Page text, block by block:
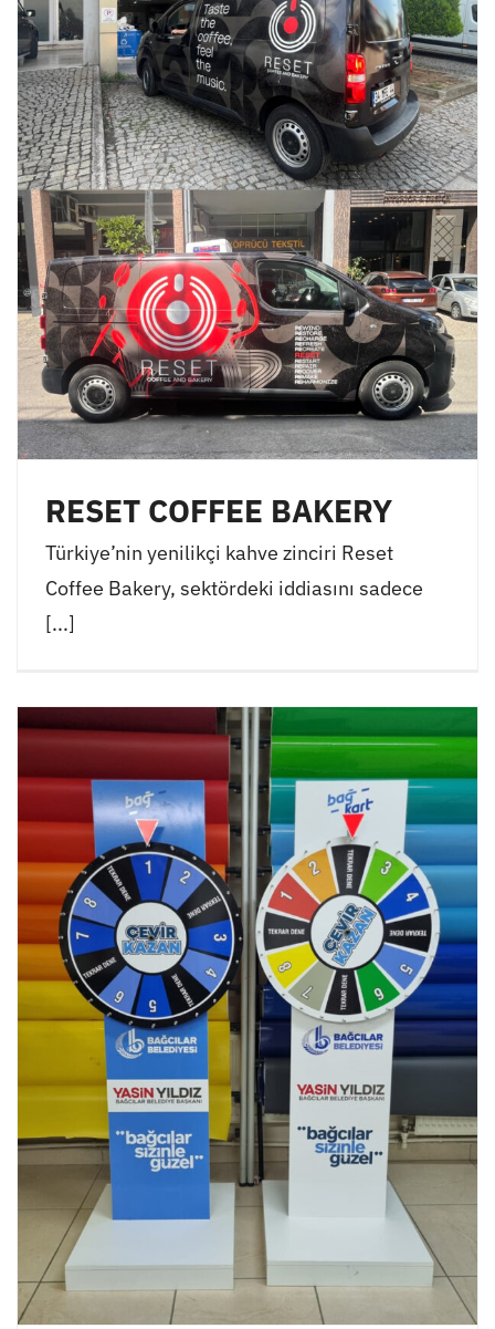
RESET COFFEE BAKERY
Türkiye’nin yenilikçi kahve zinciri Reset
Coffee Bakery, sektördeki iddiasını sadece
[...]